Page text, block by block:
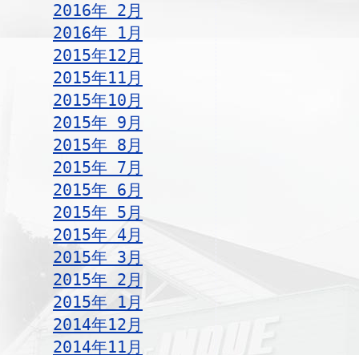
2016年 2月
2016年 1月
2015年12月
2015年11月
2015年10月
2015年 9月
2015年 8月
2015年 7月
2015年 6月
2015年 5月
2015年 4月
2015年 3月
2015年 2月
2015年 1月
2014年12月
2014年11月